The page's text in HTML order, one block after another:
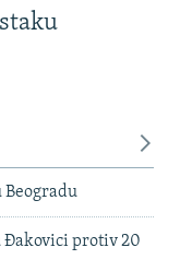
Beogradu
Đakovici protiv 20